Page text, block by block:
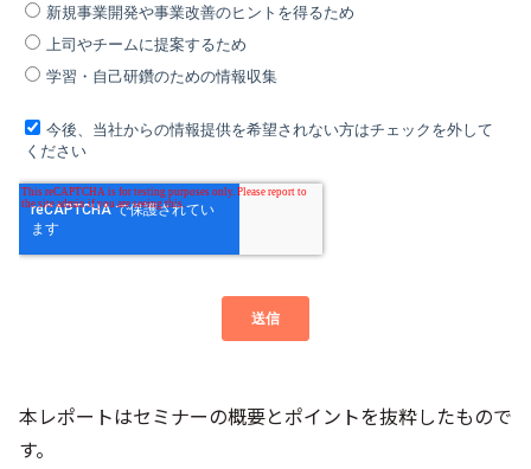
本レポートはセミナーの概要とポイントを抜粋したもので
す。